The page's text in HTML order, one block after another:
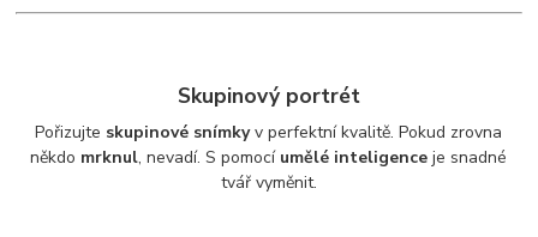
Skupinový portrét
Pořizujte skupinové snímkyv perfektní kvalitě. Pokud zrovna
někdo mrknul, nevadí. S pomocí umělé inteligence je snadné
tvář vyměnit.